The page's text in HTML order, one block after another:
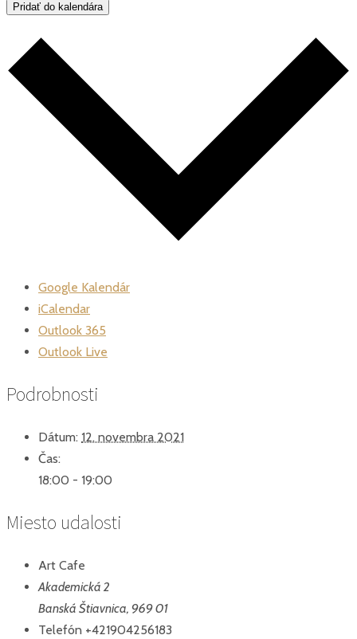
Pridať do kalendára
Google Kalendár
iCalendar
Outlook 365
Outlook Live
Podrobnosti
Dátum: 12. novembra 2021
Čas:
18:00 - 19:00
Miesto udalosti
Art Cafe
Akademická 2
Banská Štiavnica, 969 01
Telefón +421904256183